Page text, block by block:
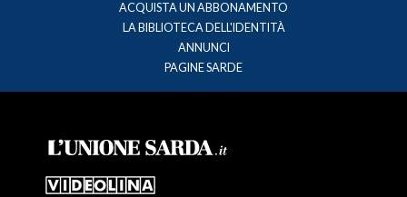
ACQUISTA UN ABBONAMENTO
LA BIBLIOTECA DELL'IDENTITÀ
ANNUNCI
PAGINE SARDE